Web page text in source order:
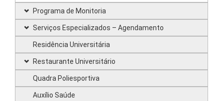
Programa de Monitoria
Serviços Especializados – Agendamento
Residência Universitária
Restaurante Universitário
Quadra Poliesportiva
Auxílio Saúde